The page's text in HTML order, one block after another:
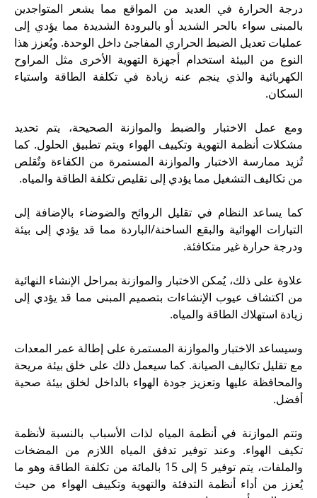
درجة الحرارة في العديد من المواقع مما يشعر المتواجدين
بالمبنى سواء بالحر الشديد أو بالبرودة الشديدة مما يؤدي إلى
عمليات تعديل الضبط الحراري المفاجئ داخل الوحدة. ويُعزز هذا
النوع من البيئة استخدام أجهزة التهوية الأخرى مثل المراوح
الكهربائية والذي ينجم عنه زيادة في تكلفة الطاقة واستياء
السكان.
ومع عمل الاختبار والضبط والموازنة الصحيحة، يتم تحديد
مشكلات أنظمة التهوية وتكييف الهواء ويتم تطبيق الحلول. كما
تُزيد ممارسة الاختبار والموازنة المستمرة من الكفاءة وتٌقلص
من تكاليف التشغيل مما يؤدي إلى تقليص تكلفة الطاقة والمياه.
كما يساعد النظام في تقليل الروائح والضوضاء بالإضافة إلى
التيارات الهوائية والبقع الساخنة/الباردة مما قد يؤدي إلى بيئة
ودرجة حرارة غير متكافئة.
علاوة على ذلك، يُمكن الاختبار والموازنة بمراحل الإنشاء النهائية
من اكتشاف عيوب الإنشاءات بتصميم المبنى مما قد يؤدي إلى
زيادة استهلاك الطاقة والمياه.
وسيساعد الاختبار والموازنة المستمرة على إطالة عمر المعدات
مع تقليل تكاليف الصيانة. كما سيعمل ذلك على خلق بيئة مريحة
والمحافظة عليها وتعزيز جودة الهواء بالداخل لخلق بيئة صحية
أفضل.
وتتم الموازنة في أنظمة المياه لذات الأسباب بالنسبة لأنظمة
تكيف الهواء. وعند توفير تدفق المياه اللازم من المضخات
والملفات، يتم توفير 5 إلى 15 بالمائة من تكلفة الطاقة وهو ما
يُعزز من أداء أنظمة التدفئة والتهوية وتكييف الهواء من حيث